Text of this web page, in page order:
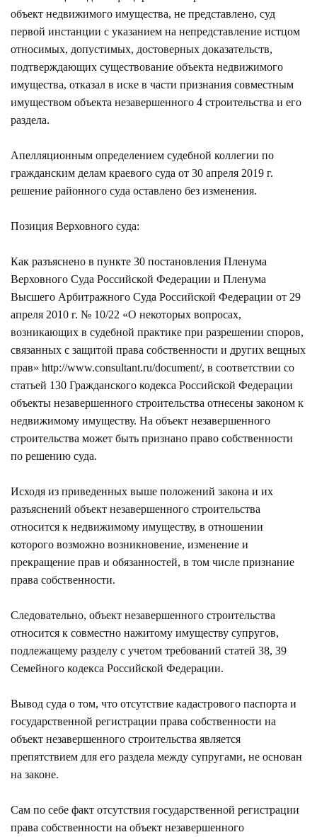
объект недвижимого имущества, не представлено, суд
первой инстанции с указанием на непредставление истцом
относимых, допустимых, достоверных доказательств,
подтверждающих существование объекта недвижимого
имущества, отказал в иске в части признания совместным
имуществом объекта незавершенного 4 строительства и его
раздела.
Апелляционным определением судебной коллегии по
гражданским делам краевого суда от 30 апреля 2019 г.
решение районного суда оставлено без изменения.
Позиция Верховного суда:
Как разъяснено в пункте 30 постановления Пленума
Верховного Суда Российской Федерации и Пленума
Высшего Арбитражного Суда Российской Федерации от 29
апреля 2010 г. № 10/22 «О некоторых вопросах,
возникающих в судебной практике при разрешении споров,
связанных с защитой права собственности и других вещных
прав» http://www.consultant.ru/document/, в соответствии со
статьей 130 Гражданского кодекса Российской Федерации
объекты незавершенного строительства отнесены законом к
недвижимому имуществу. На объект незавершенного
строительства может быть признано право собственности
по решению суда.
Исходя из приведенных выше положений закона и их
разъяснений объект незавершенного строительства
относится к недвижимому имуществу, в отношении
которого возможно возникновение, изменение и
прекращение прав и обязанностей, в том числе признание
права собственности.
Следовательно, объект незавершенного строительства
относится к совместно нажитому имуществу супругов,
подлежащему разделу с учетом требований статей 38, 39
Семейного кодекса Российской Федерации.
Вывод суда о том, что отсутствие кадастрового паспорта и
государственной регистрации права собственности на
объект незавершенного строительства является
препятствием для его раздела между супругами, не основан
на законе.
Сам по себе факт отсутствия государственной регистрации
права собственности на объект незавершенного